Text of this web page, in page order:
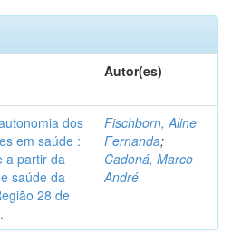
Autor(es)
dos
em saúde :
a partir da
saúde da
28 de
Fischborn, Aline
Fernanda;
Cadoná, Marco
André